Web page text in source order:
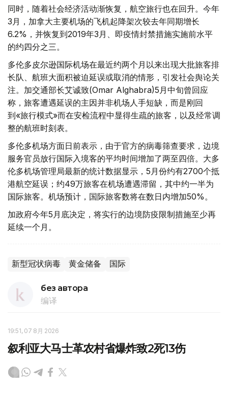
同时，随着社会经济活动渐恢复，航空旅行也在回升。今年
3月，加拿大主要机场的飞机起降架次较去年同期增长
6.2%，并恢复到2019年3月、即疫情封禁措施实施前水平
的约四分之三。
多伦多皮尔逊国际机场在最近约两个月以来出现大批旅客排
长队、航班大面积被迫延误或取消的情形，引发社会舆论关
注。加交通部长艾诚致(Omar Alghabra)5月中旬曾回应
称，旅客遭遇延误的主因并非机场人手短缺，而是刚回
到«旅行模式»而在安检流程中显得生疏的旅客，以及经常调
整的航班时刻表。
多伦多机场方面日前表示，由于官方的病毒筛查要求，边境
服务官员放行国际入境客的平均时间增加了两至四倍。大多
伦多机场管理局最新的统计数据显示，5月份约有2700个抵
港航空延误；约49万旅客在机场遭遇滞留，其中约一半为
国际旅客。机场预计，国际旅客数将在数日内增加50%。
加政府今年5月底决定，将实行的边境防疫限制措施至少再
延续一个月。
新型冠状病毒 黄金储备 国际
без автора
编译
19:51, 07 8月 2026
叙利亚大马士革农村省爆炸致2死13伤